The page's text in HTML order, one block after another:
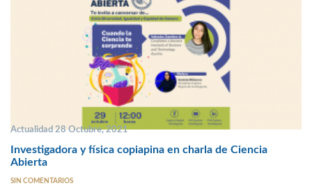
Actualidad 28 Octubre, 2021
Investigadora y física copiapina en charla de Ciencia
Abierta
SIN COMENTARIOS